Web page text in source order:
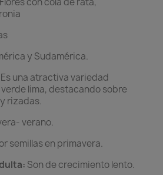
y Sudamérica.
Es una atractiva variedad
lima, destacando sobre
rizadas.
verano.
semillas en primavera.
Son de crecimiento lento.